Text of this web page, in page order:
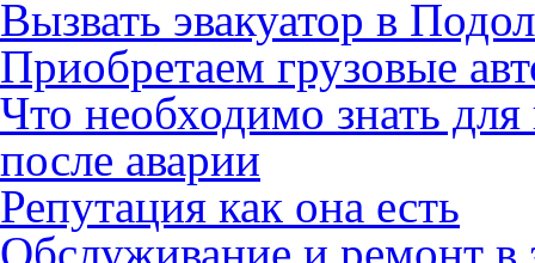
Вызвать эвакуатор в
Приобретаем грузовые
Что необходимо знать
после аварии
Репутация как она есть